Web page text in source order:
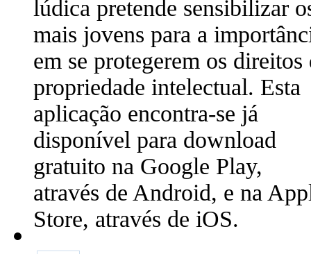
lúdica pretende sensibilizar
mais jovens para a
em se protegerem os direitos
propriedade intelectual. Esta
aplicação encontra-se já
disponível para download
gratuito na Google Play,
através de Android, e na
Store, através de iOS.